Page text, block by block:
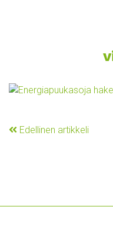
Edellinen artikkeli